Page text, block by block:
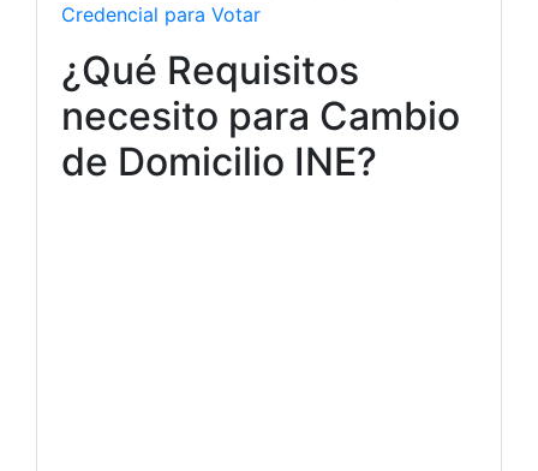
Credencial para Votar
¿Qué Requisitos
necesito para Cambio
de Domicilio INE?